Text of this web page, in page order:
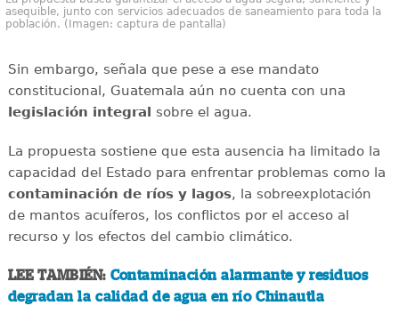
asequible, junto con servicios adecuados de saneamiento para toda la
población. (Imagen: captura de pantalla)
Sin embargo, señala que pese a ese mandato
constitucional, Guatemala aún no cuenta con una
legislación integral sobre el agua.
La propuesta sostiene que esta ausencia ha limitado la
capacidad del Estado para enfrentar problemas como la
contaminación de ríos y lagos, la sobreexplotación
de mantos acuíferos, los conflictos por el acceso al
recurso y los efectos del cambio climático.
LEE TAMBIÉN: Contaminación alarmante y residuos
degradan la calidad de agua en río Chinautla